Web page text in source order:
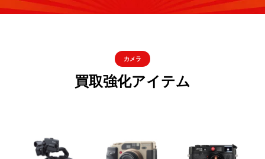
カメラ
買取強化アイテム